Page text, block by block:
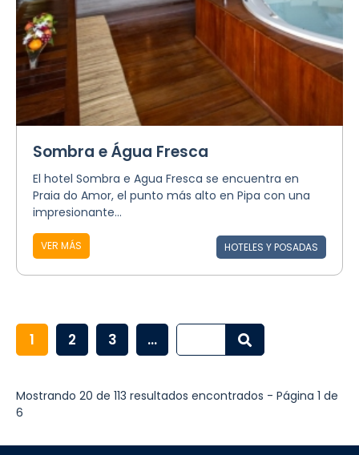
Sombra e Água Fresca
El hotel Sombra e Agua Fresca se encuentra en
Praia do Amor, el punto más alto en Pipa con una
impresionante...
VER MÁS HOTELES Y POSADAS
1 2 3 ...
Mostrando 20 de 113 resultados encontrados - Página 1 de
6